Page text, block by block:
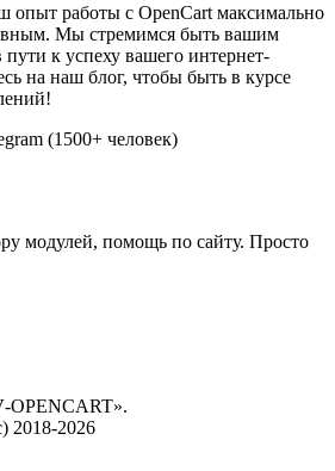
опыт работы с OpenCart максимально
Мы стремимся быть вашим
к успеху вашего интернет-
на наш блог, чтобы быть в курсе
(1500+ человек)
модулей, помощь по сайту. Просто
-OPENCART».
2018-2026